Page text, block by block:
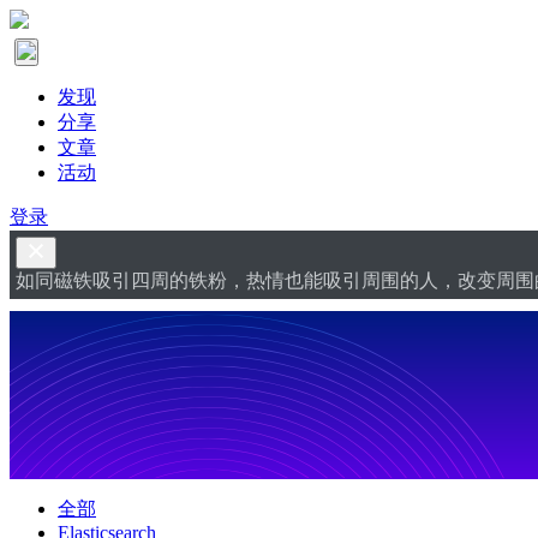
发现
分享
文章
活动
登录
如同磁铁吸引四周的铁粉，热情也能吸引周围的人，改变周
全部
Elasticsearch